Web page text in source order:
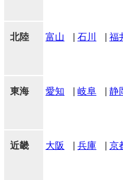
北陸 富山 石川 福
東海 愛知 岐阜 静
近畿 大阪 兵庫 京